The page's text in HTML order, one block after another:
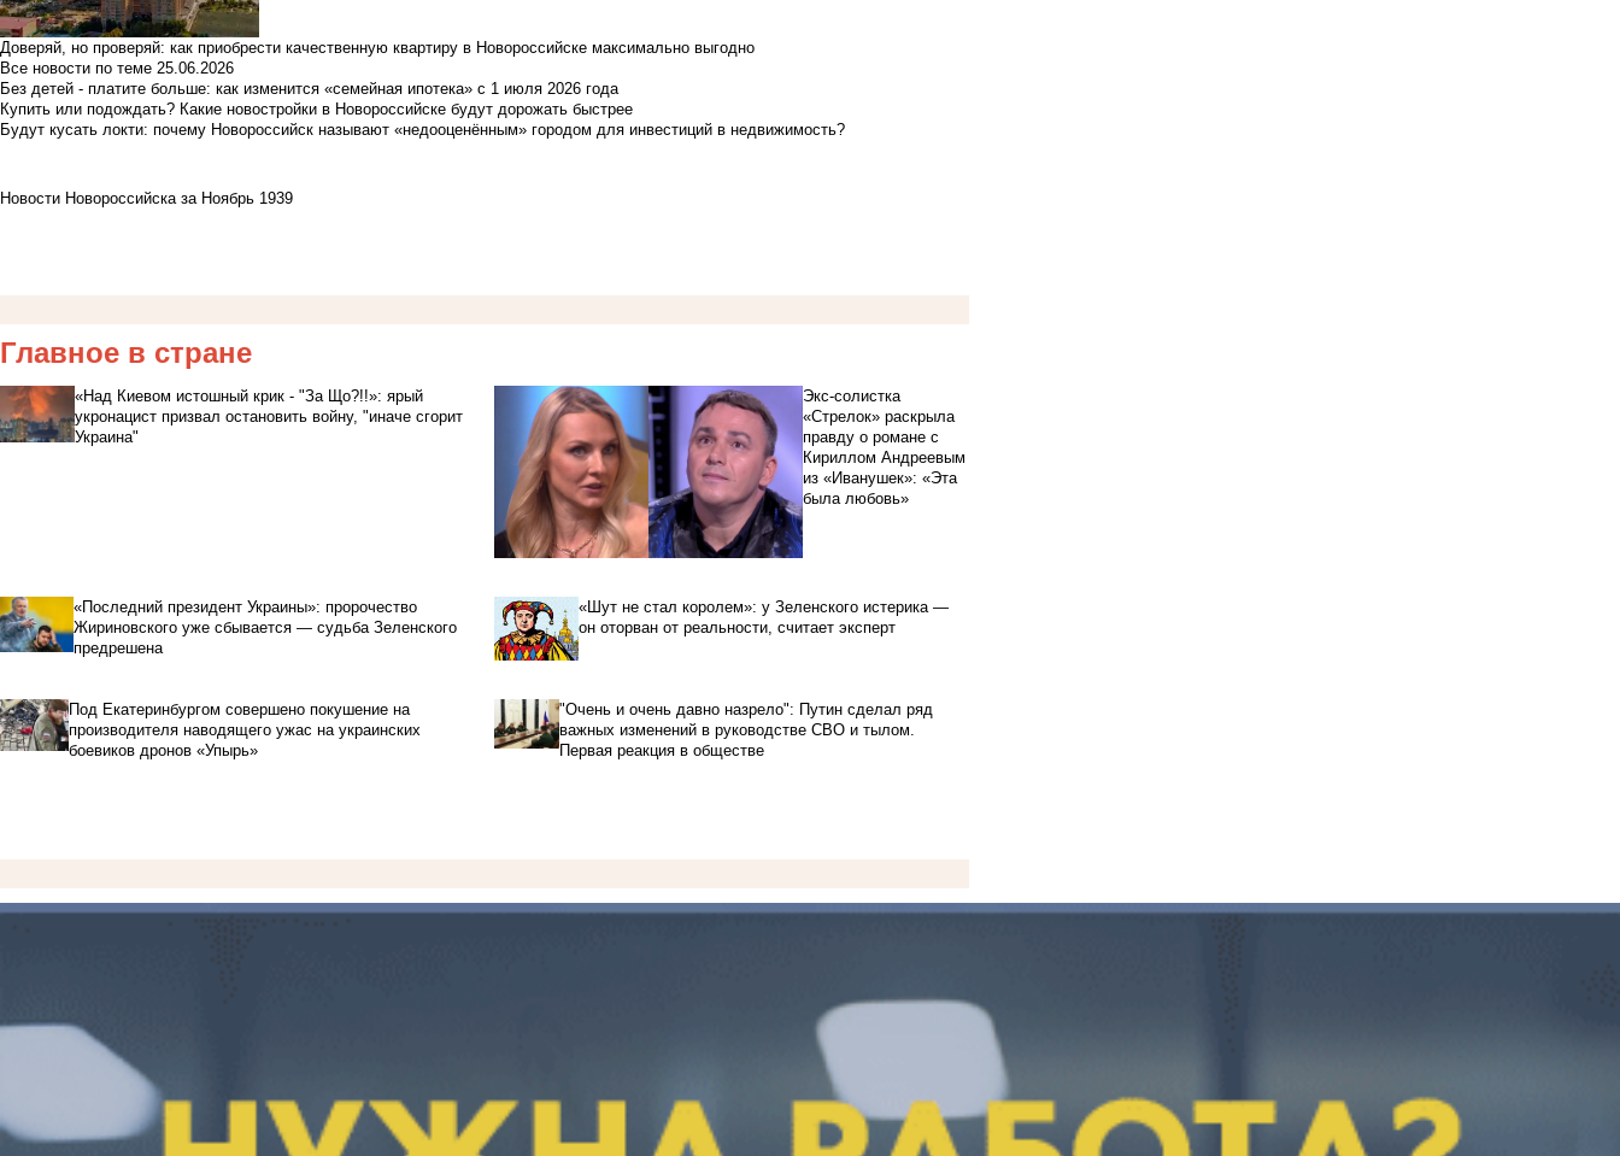
Доверяй, но проверяй: как приобрести качественную квартиру в Новороссийске максимально выгодно
Все новости по теме 25.06.2026
Без детей - платите больше: как изменится «семейная ипотека» с 1 июля 2026 года
Купить или подождать? Какие новостройки в Новороссийске будут дорожать быстрее
Будут кусать локти: почему Новороссийск называют «недооценённым» городом для инвестиций в недвижимость?
Новости Новороссийска за Ноябрь 1939
Главное в стране
«Над Киевом истошный крик - "За Що?!!»: ярый
укронацист призвал остановить войну, "иначе сгорит
Украина"
Экс-солистка
«Стрелок» раскрыла
правду о романе с
Кириллом Андреевым
из «Иванушек»: «Эта
была любовь»
«Последний президент Украины»: пророчество
Жириновского уже сбывается — судьба Зеленского
предрешена
«Шут не стал королем»: у Зеленского истерика —
он оторван от реальности, считает эксперт
Под Екатеринбургом совершено покушение на
производителя наводящего ужас на украинских
боевиков дронов «Упырь»
"Очень и очень давно назрело": Путин сделал ряд
важных изменений в руководстве СВО и тылом.
Первая реакция в обществе